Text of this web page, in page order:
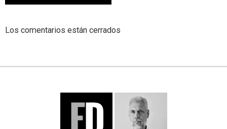
Los comentarios están cerrados